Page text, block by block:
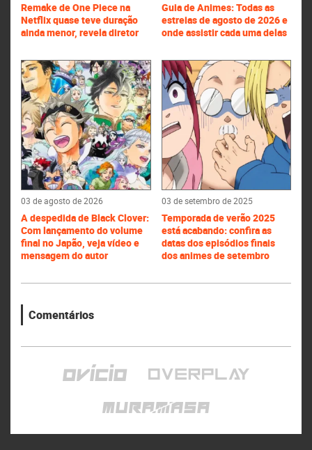
Remake de One Piece na
Netflix quase teve duração
ainda menor, revela diretor
Guia de Animes: Todas as
estreias de agosto de 2026 e
onde assistir cada uma delas
03 de agosto de 2026
A despedida de Black Clover:
Com lançamento do volume
final no Japão, veja vídeo e
mensagem do autor
03 de setembro de 2025
Temporada de verão 2025
está acabando: confira as
datas dos episódios finais
dos animes de setembro
Comentários